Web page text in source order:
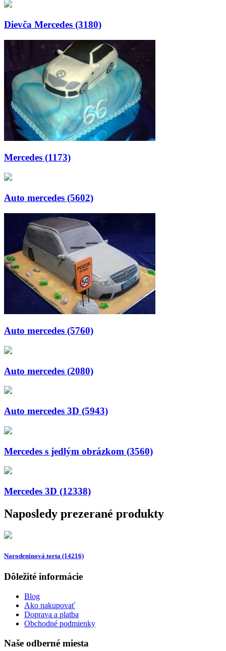
Dievča Mercedes (3180)
Mercedes (1173)
Auto mercedes (5602)
Auto mercedes (5760)
Auto mercedes (2080)
Auto mercedes 3D (5943)
Mercedes s jedlým obrázkom (3560)
Mercedes 3D (12338)
Naposledy prezerané produkty
Narodeninová torta (14216)
Dôležité informácie
Blog
Ako nakupovať
Doprava a platba
Obchodné podmienky
Naše odberné miesta